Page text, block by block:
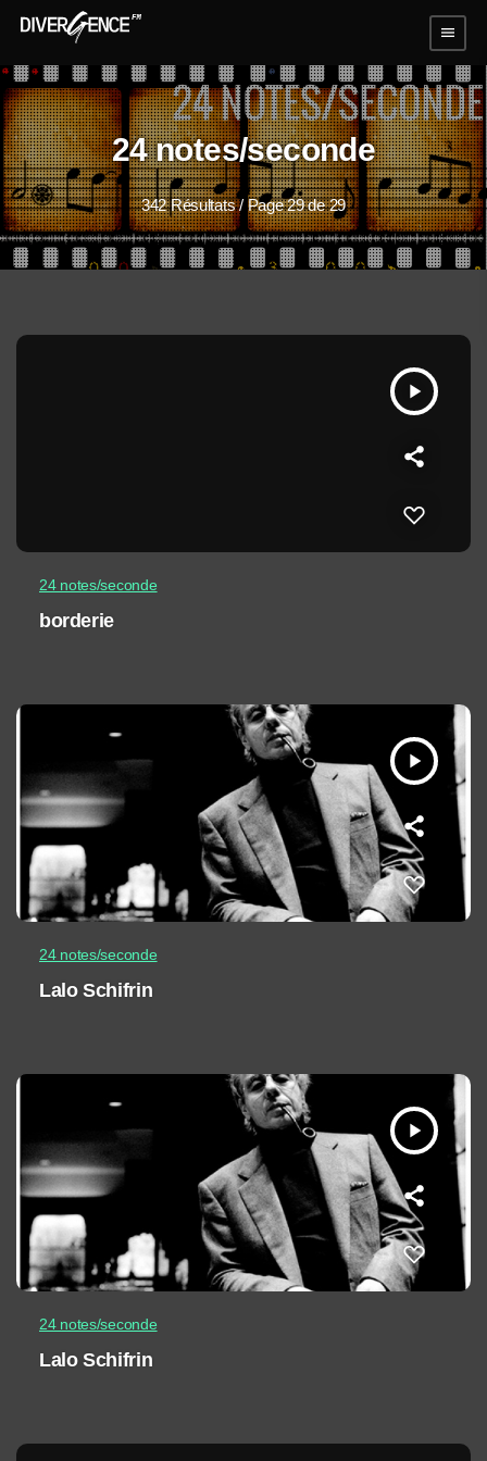
menu
24 notes/seconde
342 Résultats / Page 29 de 29
play_arrow
24 notes/seconde
borderie
play_arrow
24 notes/seconde
Lalo Schifrin
play_arrow
24 notes/seconde
Lalo Schifrin